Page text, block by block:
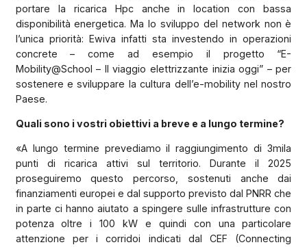
portare la ricarica Hpc anche in location con bassa
disponibilità energetica. Ma lo sviluppo del network non è
l’unica priorità: Ewiva infatti sta investendo in operazioni
concrete – come ad esempio il progetto “E-
Mobility@School – Il viaggio elettrizzante inizia oggi” – per
sostenere e sviluppare la cultura dell’e-mobility nel nostro
Paese.
Quali sono i vostri obiettivi a breve e a lungo termine?
«A lungo termine prevediamo il raggiungimento di 3mila
punti di ricarica attivi sul territorio. Durante il 2025
proseguiremo questo percorso, sostenuti anche dai
finanziamenti europei e dal supporto previsto dal PNRR che
in parte ci hanno aiutato a spingere sulle infrastrutture con
potenza oltre i 100 kW e quindi con una particolare
attenzione per i corridoi indicati dal CEF (Connecting